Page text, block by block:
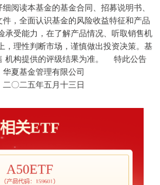
阅读本基金的基金合同、招募说明书、
，全面认识基金的风险收益特征和产品
承受能力，在了解产品情况、听取销售机
，理性判断市场，谨慎做出投资决策。基
机构提供的评级结果为准。 特此公告
有限公司
月十三日